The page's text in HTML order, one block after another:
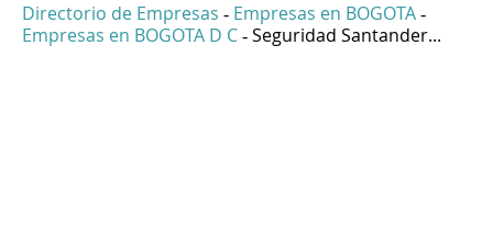
Directorio de Empresas - Empresas en BOGOTA -
Empresas en BOGOTA D C - Seguridad Santander...